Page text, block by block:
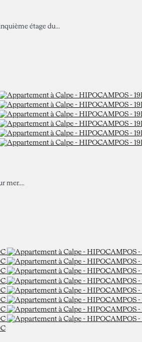
étage du...
mer....